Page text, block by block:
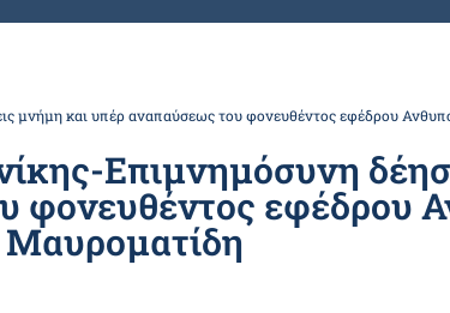
μνήμη και υπέρ αναπαύσεως του φονευθέντος εφέδρου
Επιμνημόσυνη
φονευθέντος εφέδρου